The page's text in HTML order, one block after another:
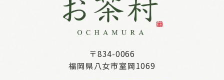
〒834-0066
福岡県八女市室岡1069